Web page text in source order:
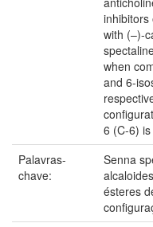
inhibitors
with (–)-
when
and 6-
6 (C-6)
Palavras-
chave:
Senna
ésteres